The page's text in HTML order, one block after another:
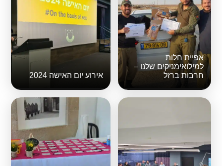
אפיית חלות
למילואימניקים שלנו –
חרבות ברזל
אירוע יום האישה 2024